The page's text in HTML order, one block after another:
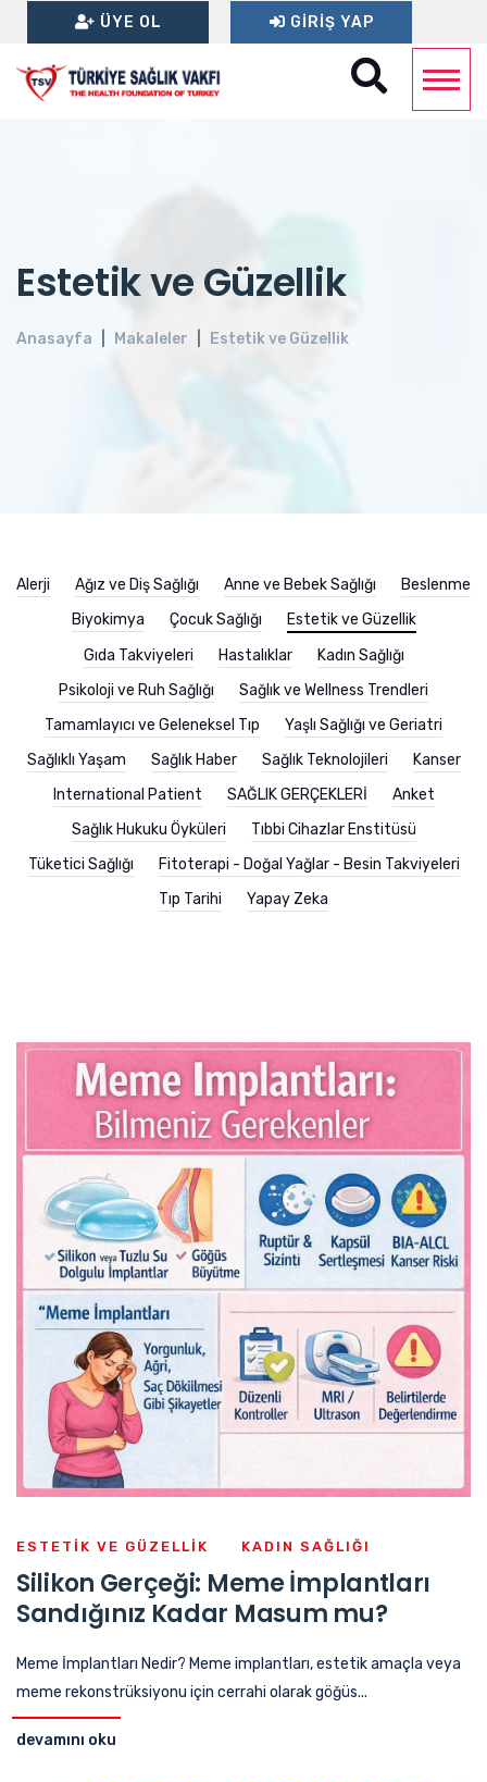
ÜYE OL GIRIŞ YAP
Estetik ve Güzellik
Anasayfa Makaleler Estetik ve Güzellik
Alerji Ağız ve Diş Sağlığı Anne ve Bebek Sağlığı
Beslenme
Biyokimya
Çocuk Sağlığı
Estetik ve Güzellik
Gıda Takviyeleri
Hastalıklar
Kadın Sağlığı
Psikoloji ve Ruh Sağlığı
Sağlık ve Wellness Trendleri
Tamamlayıcı ve Geleneksel Tıp
Yaşlı Sağlığı ve Geriatri
Sağlıklı Yaşam
Sağlık Haber Sağlık Teknolojileri
Kanser
International Patient
SAĞLIK GERÇEKLERİ
Anket
Sağlık Hukuku Öyküleri
Tıbbi Cihazlar Enstitüsü
Tüketici Sağlığı
Fitoterapi - Doğal Yağlar - Besin Takviyeleri
Tıp Tarihi
Yapay Zeka
ESTETIK VE GÜZELLIK KADIN SAĞLIĞI
Silikon Gerçeği: Meme İmplantları
Sandığınız Kadar Masum mu?
Meme İmplantları Nedir? Meme implantları, estetik amaçla veya
meme rekonstrüksiyonu için cerrahi olarak göğüs...
devamını oku